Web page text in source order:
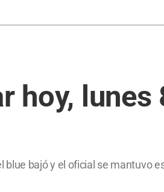
hoy, lunes
bajó y el oficial se mantuvo